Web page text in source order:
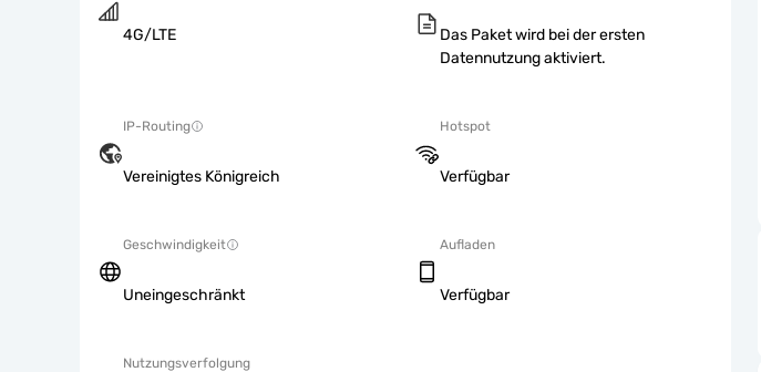
4G/LTE
Das Paket wird bei der ersten
Datennutzung aktiviert.
IP-Routing
Vereinigtes Königreich
Hotspot
Verfügbar
Geschwindigkeit
Uneingeschränkt
Aufladen
Verfügbar
Nutzungsverfolgung